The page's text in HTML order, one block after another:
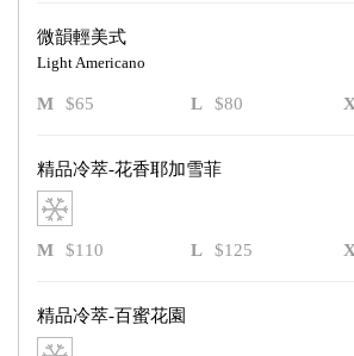
微韻輕美式
Light Americano
M $65 L $80
精品冷萃-花香耶加雪菲
M $110 L $125
精品冷萃-百蜜花園